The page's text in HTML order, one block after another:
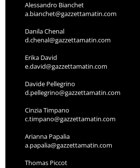
Alessandro Bianchet
a.bianchet@gazzettamatin.com
Danila Chenal
d.chenal@gazzettamatin.com
Erika David
e.david@gazzettamatin.com
Davide Pellegrino
d.pellegrino@gazzettamatin.com
Cinzia Timpano
c.timpano@gazzettamatin.com
Arianna Papalia
a.papalia@gazzettamatin.com
Thomas Piccot